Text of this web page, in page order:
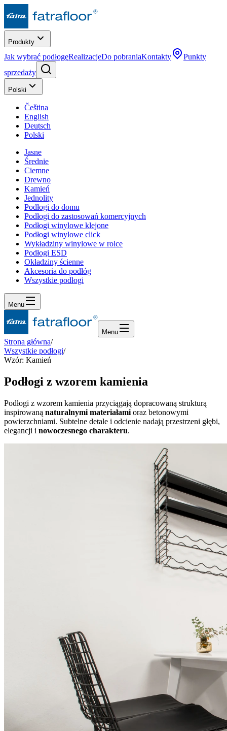
Produkty
Jak wybrać podłogęRealizacjeDo pobraniaKontakty
Punkty
sprzedaży
Polski
Čeština
English
Deutsch
Polski
Jasne
Średnie
Ciemne
Drewno
Kamień
Jednolity
Podłogi do domu
Podłogi do zastosowań komercyjnych
Podłogi winylowe klejone
Podłogi winylowe click
Wykładziny winylowe w rolce
Podłogi ESD
Okładziny ścienne
Akcesoria do podłóg
Wszystkie podłogi
Menu
Menu
Strona główna/
Wszystkie podłogi/
Wzór: Kamień
Podłogi z wzorem kamienia
Podłogi z wzorem kamienia przyciągają dopracowaną strukturą
inspirowaną naturalnymi materiałami oraz betonowymi
powierzchniami. Subtelne detale i odcienie nadają przestrzeni głębi,
elegancji i nowoczesnego charakteru.